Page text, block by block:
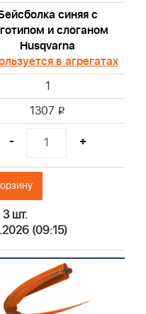
синяя с
и слоганом
Husqvarna
в агрегатах
1
1307 i
- +
шт.
(09:15)